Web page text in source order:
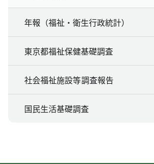
年報（福祉・衛生行政統計）
東京都福祉保健基礎調査
社会福祉施設等調査報告
国民生活基礎調査